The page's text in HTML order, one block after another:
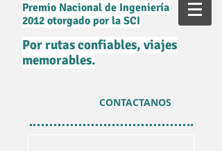
Premio Nacional de Ingeniería
2012 otorgado por la SCI
Por rutas confiables, viajes
memorables.
CONTACTANOS